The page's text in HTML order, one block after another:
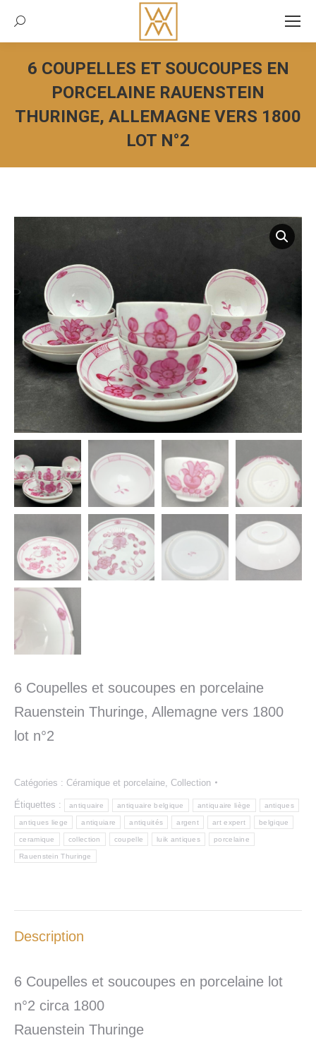
Recherche:
6 COUPELLES ET SOUCOUPES EN
PORCELAINE RAUENSTEIN
THURINGE, ALLEMAGNE VERS 1800
LOT N°2
Vous êtes ici :
6 Coupelles et soucoupes en porcelaine
Rauenstein Thuringe, Allemagne vers 1800
lot n°2
Catégories : Céramique et porcelaine Collection
Étiquettes : antiquaire antiquaire belgique antiquaire liège antiques
antiques liege antiquiare antiquités argent art expert belgique
ceramique collection coupelle luik antiques porcelaine
Rauenstein Thuringe
Description
6 Coupelles et soucoupes en porcelaine lot
n°2 circa 1800
Rauenstein Thuringe